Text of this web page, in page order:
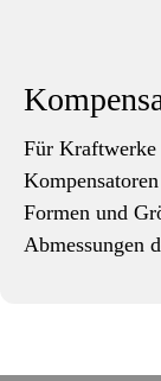
Für
Formen und
Abmessungen